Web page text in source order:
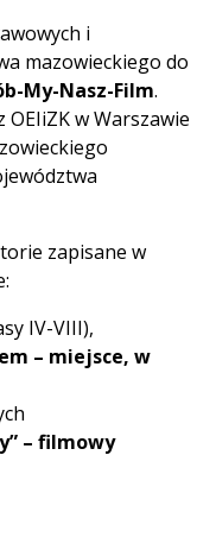
i
mazowieckiego do
My-Nasz-Film.
w Warszawie
zapisane w
IV-VIII),
– miejsce, w
– filmowy